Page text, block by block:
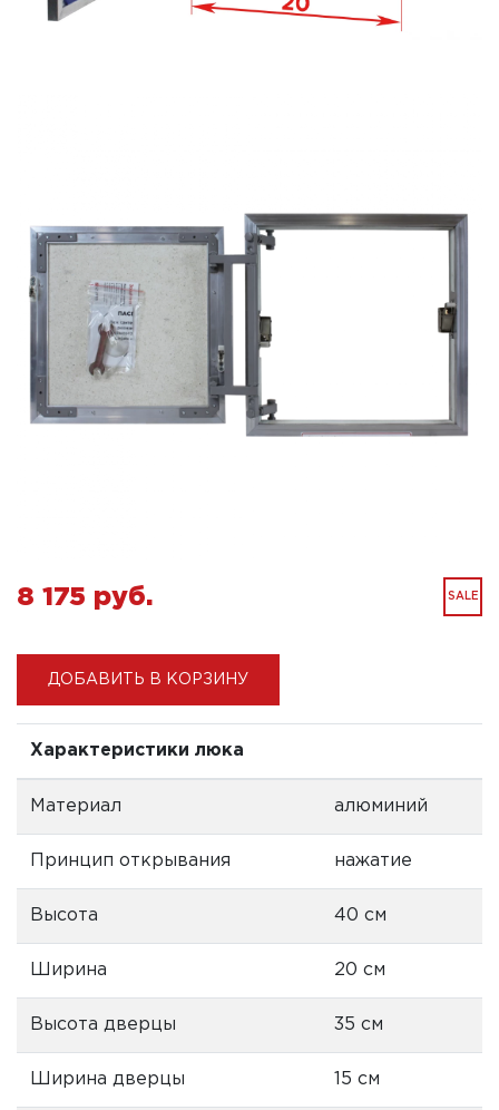
8 175 pуб. SALE
ДОБАВИТЬ В КОРЗИНУ
Характеристики люка
Материал алюминий
Принцип открывания нажатие
Высота 40 см
Ширина 20 см
Высота дверцы 35 см
Ширина дверцы 15 см